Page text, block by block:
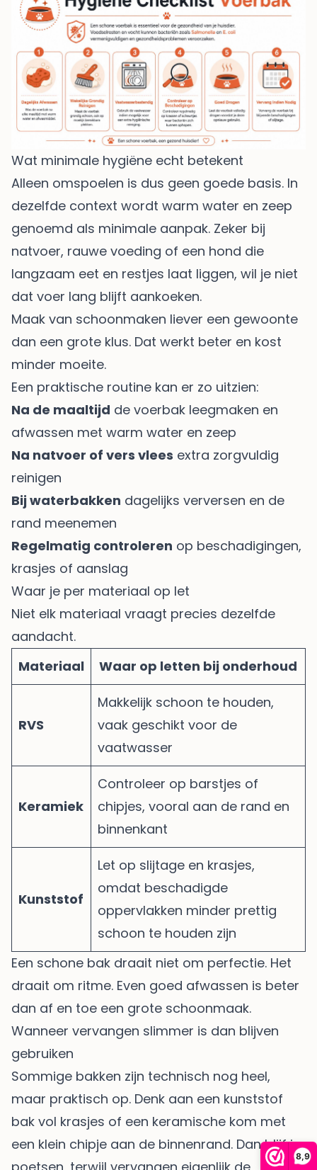
8,9
Wat minimale hygiëne echt betekent
Alleen omspoelen is dus geen goede basis. In
dezelfde context wordt warm water en zeep
genoemd als minimale aanpak. Zeker bij
natvoer, rauwe voeding of een hond die
langzaam eet en restjes laat liggen, wil je niet
dat voer lang blijft aankoeken.
Maak van schoonmaken liever een gewoonte
dan een grote klus. Dat werkt beter en kost
minder moeite.
Een praktische routine kan er zo uitzien:
Na de maaltijd de voerbak leegmaken en
afwassen met warm water en zeep
Na natvoer of vers vlees extra zorgvuldig
reinigen
Bij waterbakken dagelijks verversen en de
rand meenemen
Regelmatig controleren op beschadigingen,
krasjes of aanslag
Waar je per materiaal op let
Niet elk materiaal vraagt precies dezelfde
aandacht.
Materiaal
Waar op letten bij onderhoud
RVS
Makkelijk schoon te houden,
vaak geschikt voor de
vaatwasser
Keramiek
Controleer op barstjes of
chipjes, vooral aan de rand en
binnenkant
Kunststof
Let op slijtage en krasjes,
omdat beschadigde
oppervlakken minder prettig
schoon te houden zijn
Een schone bak draait niet om perfectie. Het
draait om ritme. Even goed afwassen is beter
dan af en toe een grote schoonmaak.
Wanneer vervangen slimmer is dan blijven
gebruiken
Sommige bakken zijn technisch nog heel,
maar praktisch op. Denk aan een kunststof
bak vol krasjes of een keramische kom met
een klein chipje aan de binnenrand. Dan blijf je
poetsen, terwijl vervangen eigenlijk de